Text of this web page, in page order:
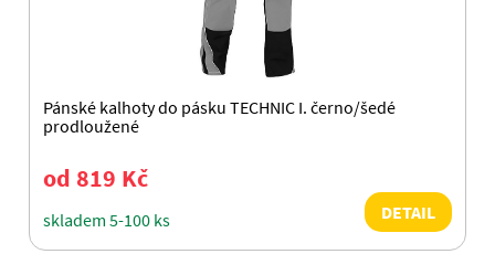
Pánské kalhoty do pásku TECHNIC I. černo/šedé
prodloužené
od 819 Kč
skladem 5-100 ks DETAIL